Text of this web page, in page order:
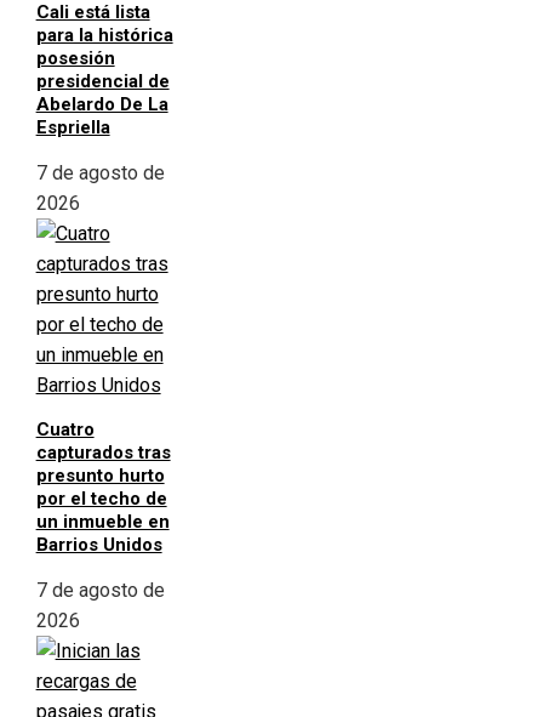
Cali está lista
para la histórica
posesión
presidencial de
Abelardo De La
Espriella
7 de agosto de
2026
Cuatro
capturados tras
presunto hurto
por el techo de
un inmueble en
Barrios Unidos
7 de agosto de
2026